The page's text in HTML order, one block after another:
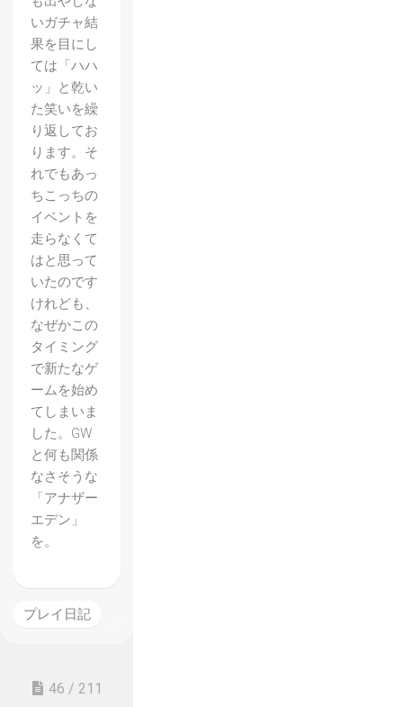
いガチャ結
果を目にし
ては「ハハ
ッ」と乾い
た笑いを繰
り返してお
ります。そ
れでもあっ
ちこっちの
イベントを
走らなくて
はと思って
いたのです
けれども、
なぜかこの
タイミング
で新たなゲ
ームを始め
てしまいま
した。GW
と何も関係
なさそうな
「アナザー
エデン」
を。
プレイ日記
46 / 211